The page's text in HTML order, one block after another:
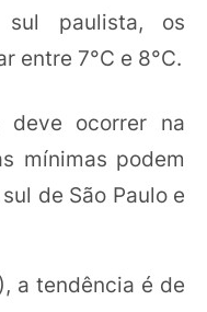
paulista, os
entre 7°C e 8°C.
ocorrer na
mínimas podem
de São Paulo e
a tendência é de